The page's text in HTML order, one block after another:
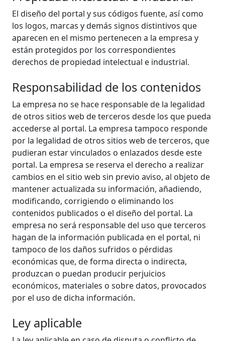
El diseño del portal y sus códigos fuente, así como
los logos, marcas y demás signos distintivos que
aparecen en el mismo pertenecen a la empresa y
están protegidos por los correspondientes
derechos de propiedad intelectual e industrial.
Responsabilidad de los contenidos
La empresa no se hace responsable de la legalidad
de otros sitios web de terceros desde los que pueda
accederse al portal. La empresa tampoco responde
por la legalidad de otros sitios web de terceros, que
pudieran estar vinculados o enlazados desde este
portal. La empresa se reserva el derecho a realizar
cambios en el sitio web sin previo aviso, al objeto de
mantener actualizada su información, añadiendo,
modificando, corrigiendo o eliminando los
contenidos publicados o el diseño del portal. La
empresa no será responsable del uso que terceros
hagan de la información publicada en el portal, ni
tampoco de los daños sufridos o pérdidas
económicas que, de forma directa o indirecta,
produzcan o puedan producir perjuicios
económicos, materiales o sobre datos, provocados
por el uso de dicha información.
Ley aplicable